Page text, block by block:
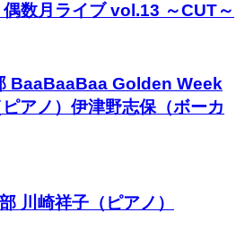
数月ライブ vol.13 ～CUT～
BaaBaaBaa Golden Week
アノ）伊津野志保（ボーカ
川崎祥子（ピアノ）